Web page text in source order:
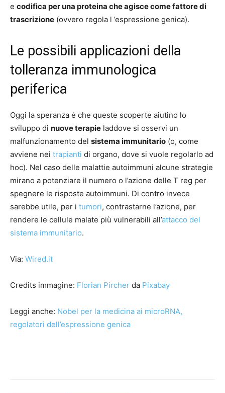
e codifica per una proteina che agisce come fattore di
trascrizione (ovvero regola l ’espressione genica).
Le possibili applicazioni della
tolleranza immunologica
periferica
Oggi la speranza è che queste scoperte aiutino lo
sviluppo di nuove terapie laddove si osservi un
malfunzionamento del sistema immunitario (o, come
avviene nei trapianti di organo, dove si vuole regolarlo ad
hoc). Nel caso delle malattie autoimmuni alcune strategie
mirano a potenziare il numero o l’azione delle T reg per
spegnere le risposte autoimmuni. Di contro invece
sarebbe utile, per i tumori, contrastarne l’azione, per
rendere le cellule malate più vulnerabili all’attacco del
sistema immunitario.
Via: Wired.it
Credits immagine: Florian Pircher da Pixabay
Leggi anche: Nobel per la medicina ai microRNA,
regolatori dell’espressione genica